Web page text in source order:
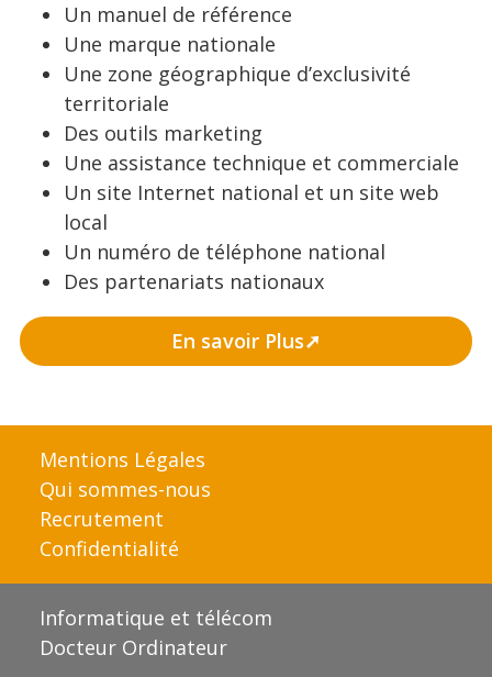
Un manuel de référence
Une marque nationale
Une zone géographique d’exclusivité
territoriale
Des outils marketing
Une assistance technique et commerciale
Un site Internet national et un site web
local
Un numéro de téléphone national
Des partenariats nationaux
En savoir Plus
Mentions Légales
Qui sommes-nous
Recrutement
Confidentialité
Informatique et télécom
Docteur Ordinateur